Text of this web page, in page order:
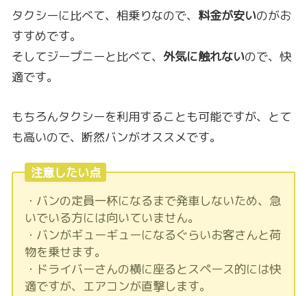
タクシーに比べて、相乗りなので、 料金が安いのがお
すすめです。
そしてジープニーと比べて、 外気に触れないので、快
適です。
もちろんタクシーを利用することも可能ですが、とて
も高いので、断然バンがオススメです。
注意したい点
・バンの定員一杯になるまで発車しないため、急
いでいる方には向いていません。
・バンがギューギューになるぐらいお客さんと荷
物を乗せます。
・ドライバーさんの横に座るとスペース的には快
適ですが、エアコンが直撃します。